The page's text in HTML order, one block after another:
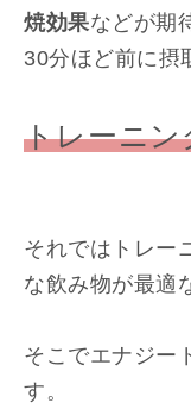
焼効果などが期
30分ほど前に摂
トレーニン
それではトレー
な飲み物が最適
そこでエナジー
す。